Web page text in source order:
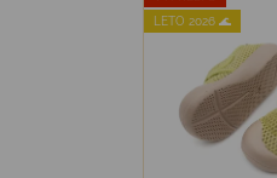
LETO 2026 🌊